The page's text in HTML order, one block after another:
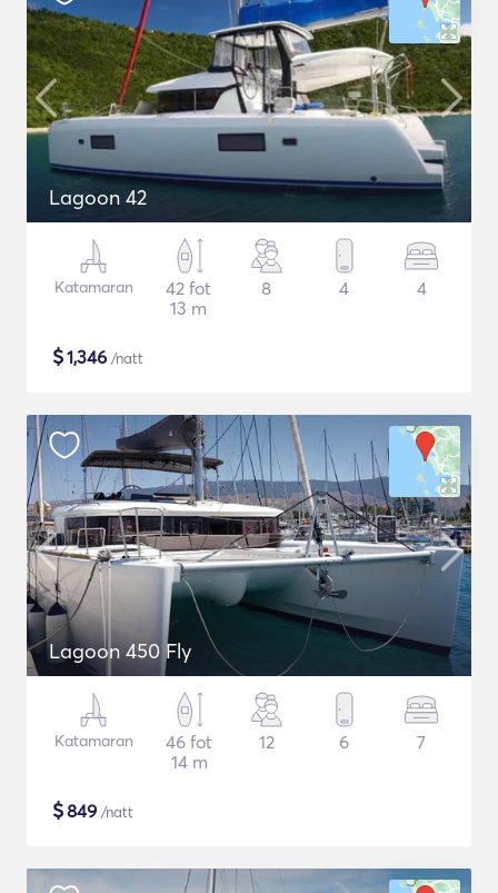
Lagoon 42
Katamaran
42 fot
13 m
8 4 4
$1,346 /natt
Lagoon 450 Fly
Katamaran
46 fot
14 m
12 6 7
$849 /natt